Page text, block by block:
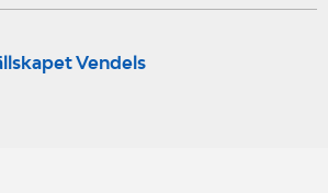
Vendels